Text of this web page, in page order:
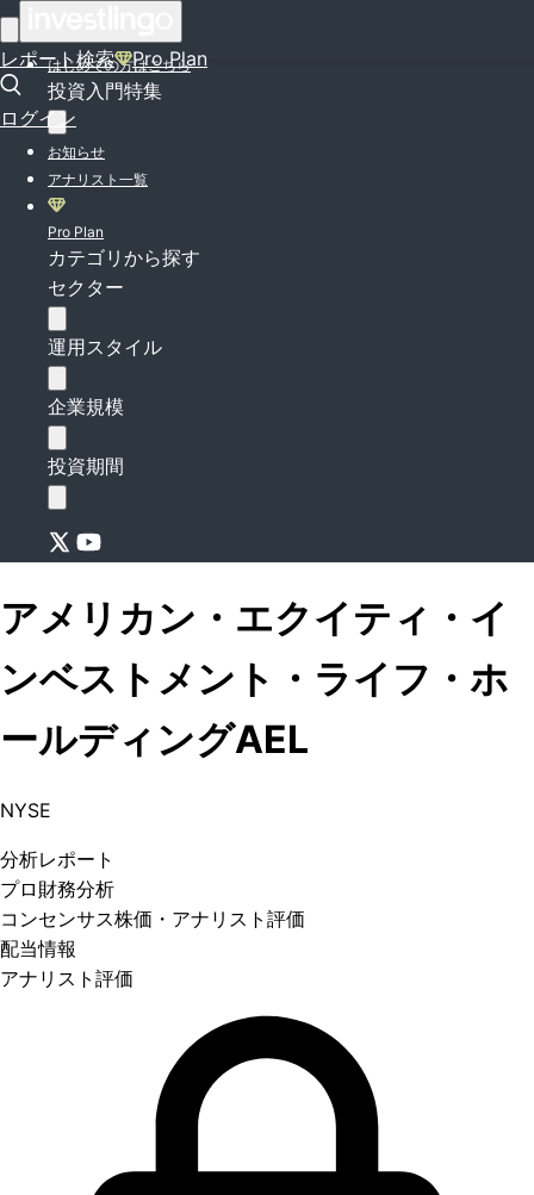
レポート検索 Pro Plan
ログイン
はじめての方はこちら
投資入門特集
お知らせ
アナリスト一覧
Pro Plan
カテゴリから探す
セクター
運用スタイル
企業規模
投資期間
アメリカン・エクイティ・イ
ンベストメント・ライフ・ホ
ールディングAEL
NYSE
分析レポート
プロ 財務分析
コンセンサス株価 ・アナリスト評価
配当情報
アナリスト評価